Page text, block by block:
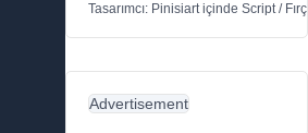
Tasarımcı: Pinisiartiçinde Script/
Advertisement